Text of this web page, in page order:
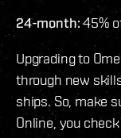
24-month:45%
Upgrading to
through new
ships. So, make
Online, you